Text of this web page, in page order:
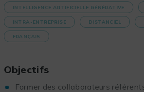
INTELLIGENCE ARTIFICIELLE GÉNÉRATIVE
INTRA-ENTREPRISE DISTANCIEL
FRANÇAIS
Objectifs
Former des collaborateurs